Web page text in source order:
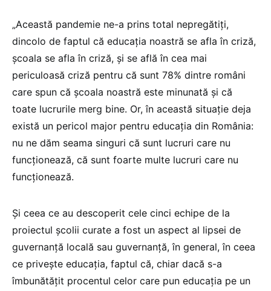
„Această pandemie ne-a prins total nepregătiți,
dincolo de faptul că educația noastră se afla în criză,
școala se afla în criză, și se află în cea mai
periculoasă criză pentru că sunt 78% dintre români
care spun că școala noastră este minunată și că
toate lucrurile merg bine. Or, în această situație deja
există un pericol major pentru educația din România:
nu ne dăm seama singuri că sunt lucruri care nu
funcționează, că sunt foarte multe lucruri care nu
funcționează.
Și ceea ce au descoperit cele cinci echipe de la
proiectul școlii curate a fost un aspect al lipsei de
guvernanță locală sau guvernanță, în general, în ceea
ce privește educația, faptul că, chiar dacă s-a
îmbunătățit procentul celor care pun educația pe un